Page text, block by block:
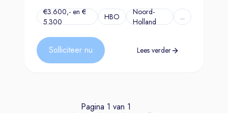
€3.600,- en €
5.300
HBO
Noord-
Holland
...
Solliciteer nu Lees verder
Pagina 1 van 1